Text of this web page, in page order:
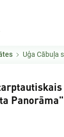
Uģa Cābuļa
Panorāma"